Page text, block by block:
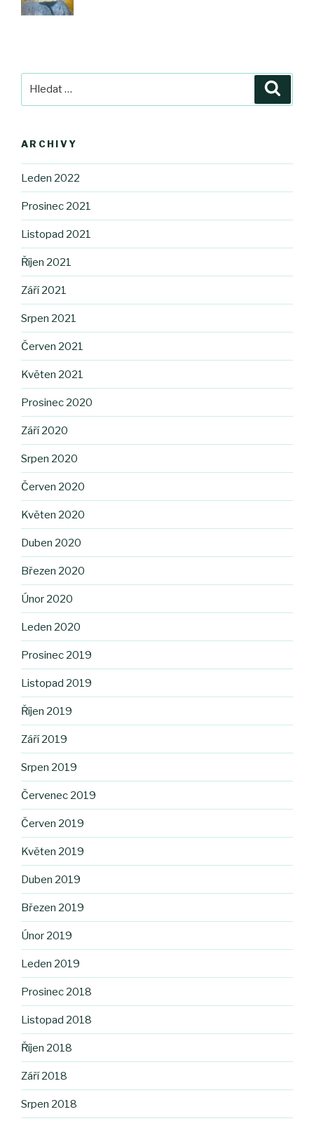
ARCHIVY
Leden 2022
Prosinec 2021
Listopad 2021
Říjen 2021
Září 2021
Srpen 2021
Červen 2021
Květen 2021
Prosinec 2020
Září 2020
Srpen 2020
Červen 2020
Květen 2020
Duben 2020
Březen 2020
Únor 2020
Leden 2020
Prosinec 2019
Listopad 2019
Říjen 2019
Září 2019
Srpen 2019
Červenec 2019
Červen 2019
Květen 2019
Duben 2019
Březen 2019
Únor 2019
Leden 2019
Prosinec 2018
Listopad 2018
Říjen 2018
Září 2018
Srpen 2018